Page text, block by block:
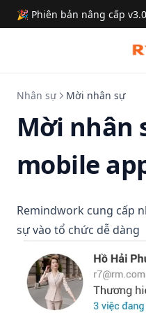
Nhân sự Mời nhân sự
Mời nhân
mobile
Remindwork cung cấp
sự vào tổ chức dễ dàng